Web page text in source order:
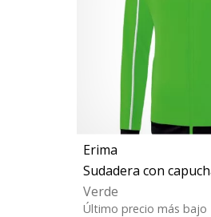
Erima
Verde
Último precio más bajo